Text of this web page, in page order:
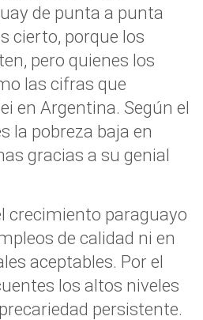
de punta a punta
cierto, porque los
pero quienes los
las cifras que
en Argentina. Según el
la pobreza baja en
gracias a su genial
crecimiento paraguayo
de calidad ni en
aceptables. Por el
los altos niveles
persistente.